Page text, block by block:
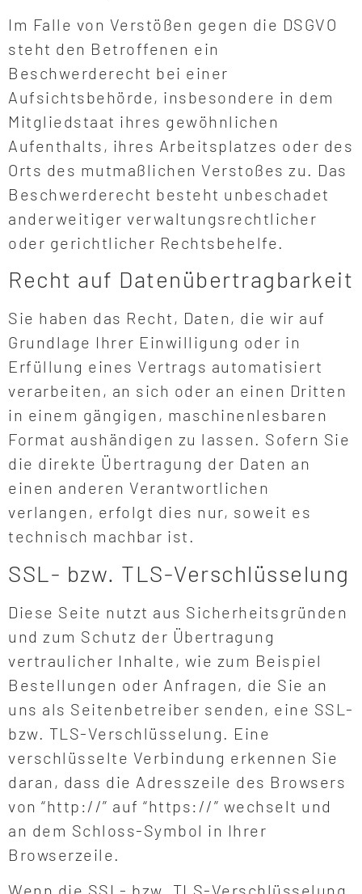
Im Falle von Verstößen gegen die DSGVO
steht den Betroffenen ein
Beschwerderecht bei einer
Aufsichtsbehörde, insbesondere in dem
Mitgliedstaat ihres gewöhnlichen
Aufenthalts, ihres Arbeitsplatzes oder des
Orts des mutmaßlichen Verstoßes zu. Das
Beschwerderecht besteht unbeschadet
anderweitiger verwaltungsrechtlicher
oder gerichtlicher Rechtsbehelfe.
Recht auf Datenübertragbarkeit
Sie haben das Recht, Daten, die wir auf
Grundlage Ihrer Einwilligung oder in
Erfüllung eines Vertrags automatisiert
verarbeiten, an sich oder an einen Dritten
in einem gängigen, maschinenlesbaren
Format aushändigen zu lassen. Sofern Sie
die direkte Übertragung der Daten an
einen anderen Verantwortlichen
verlangen, erfolgt dies nur, soweit es
technisch machbar ist.
SSL- bzw. TLS-Verschlüsselung
Diese Seite nutzt aus Sicherheitsgründen
und zum Schutz der Übertragung
vertraulicher Inhalte, wie zum Beispiel
Bestellungen oder Anfragen, die Sie an
uns als Seitenbetreiber senden, eine SSL-
bzw. TLS-Verschlüsselung. Eine
verschlüsselte Verbindung erkennen Sie
daran, dass die Adresszeile des Browsers
von “http://” auf “https://” wechselt und
an dem Schloss-Symbol in Ihrer
Browserzeile.
Wenn die SSL- bzw. TLS-Verschlüsselung